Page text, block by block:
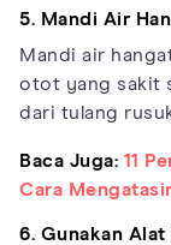
5. Mandi Air
Mandi air
otot yang sakit
dari tulang
Baca Juga: 11
Cara
6. Gunakan